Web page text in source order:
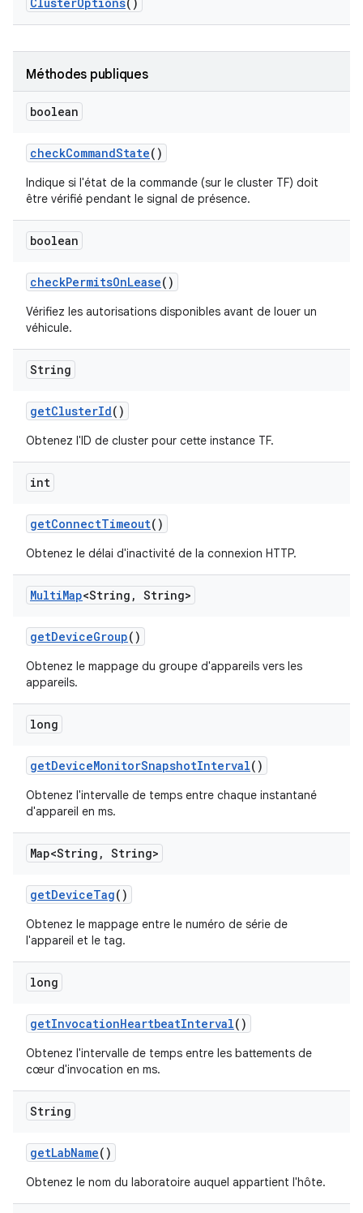
Méthodes publiques
boolean
checkCommandState()
Indique si l'état de la commande (sur le cluster TF) doit
être vérifié pendant le signal de présence.
boolean
checkPermitsOnLease()
Vérifiez les autorisations disponibles avant de louer un
véhicule.
String
getClusterId()
Obtenez l'ID de cluster pour cette instance TF.
int
getConnectTimeout()
Obtenez le délai d'inactivité de la connexion HTTP.
MultiMap<String , String>
getDeviceGroup()
Obtenez le mappage du groupe d'appareils vers les
appareils.
long
getDeviceMonitorSnapshotInterval()
Obtenez l'intervalle de temps entre chaque instantané
d'appareil en ms.
Map<String , String>
getDeviceTag()
Obtenez le mappage entre le numéro de série de
l'appareil et le tag.
long
getInvocationHeartbeatInterval()
Obtenez l'intervalle de temps entre les battements de
cœur d'invocation en ms.
String
getLabName()
Obtenez le nom du laboratoire auquel appartient l'hôte.